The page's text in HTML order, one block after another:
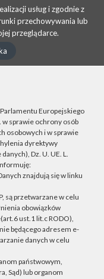
usług i zgodnie z
przechowywania lub
przeglądarce.
Europejskiego
w sprawie ochrony osób
osobowych i w sprawie
dyrektywy
Dz. U. UE. L.
znajdują się w linku
są przetwarzane w celu
obowiązków
ust.1 lit.c RODO),
będącego adresem e-
danych w celu
państwowym,
Sąd) lub organom